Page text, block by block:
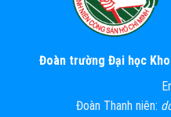
Đoàn trường Đại học
Đoàn Thanh niên: